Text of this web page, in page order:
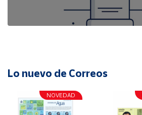
Lo nuevo de Correos
NOVEDAD